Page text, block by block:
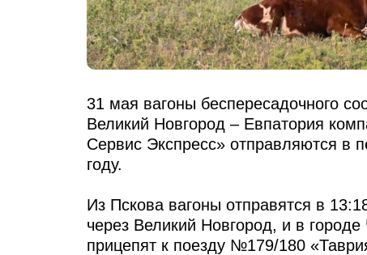
31 мая вагоны беспересадочного
Великий Новгород – Евпатория
Сервис Экспресс» отправляются в
году.
Из Пскова вагоны отправятся в
через Великий Новгород, и в городе
прицепят к поезду №179/180